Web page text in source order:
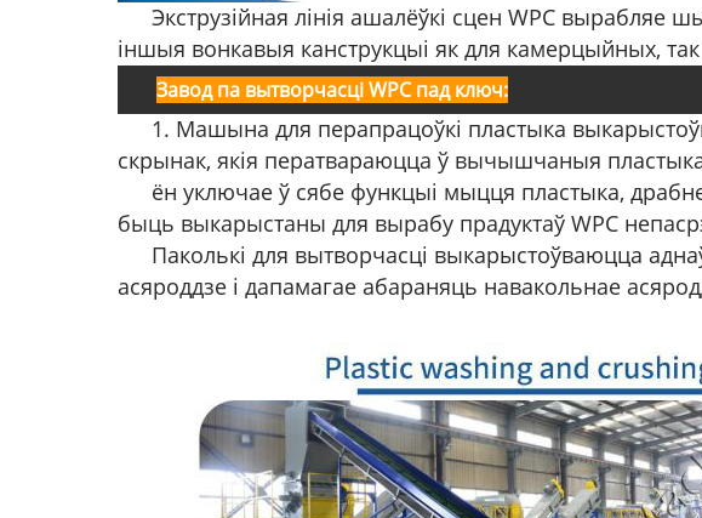
Экструзійная лінія ашалёўкі сцен WPC вырабляе
іншыя вонкавыя канструкцыі як для камерцыйных,
Завод па вытворчасці WPC пад ключ:
1. Машына для перапрацоўкі пластыка
скрынак, якія ператвараюцца ў вычышчаныя
ён уключае ў сябе функцыі мыцця пластыка,
быць выкарыстаны для вырабу прадуктаў WPC
Паколькі для вытворчасці выкарыстоўваюцца
асяроддзе і дапамагае абараняць навакольнае